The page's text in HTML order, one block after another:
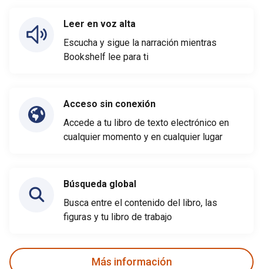
Leer en voz alta
Escucha y sigue la narración mientras
Bookshelf lee para ti
Acceso sin conexión
Accede a tu libro de texto electrónico en
cualquier momento y en cualquier lugar
Búsqueda global
Busca entre el contenido del libro, las
figuras y tu libro de trabajo
Más información